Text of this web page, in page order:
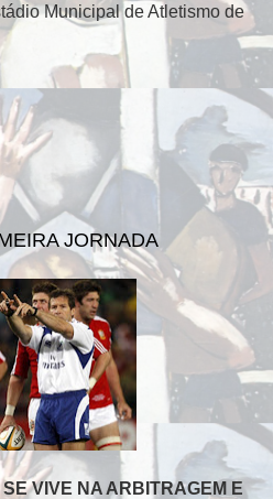
Municipal de Atletismo de
JORNADA
VIVE NA ARBITRAGEM E